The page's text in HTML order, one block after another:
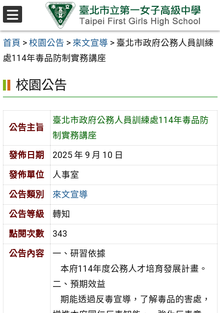
跳至主要內容區
首頁 > 校園公告 > 來文宣導 > 臺北市政府公務人員訓練
處114年毒品防制實務講座
校園公告
公告主旨
臺北市政府公務人員訓練處114年毒品防
制實務講座
發佈日期
2025 年 9 月 10 日
發佈單位
人事室
公告類別
來文宣導
公告等級
轉知
點閱次數
343
公告內容
一、研習依據
本府114年度公務人才培育發展計畫。
二、預期效益
期能透過反毒宣導，了解毒品的害處，
選
單